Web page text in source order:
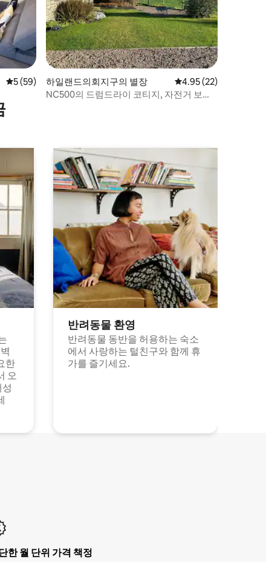
평점 5점(5점 만점), 후기 59개
5 (59)
하일랜드의회지구의 별장 평점 4.95점(5점 만점
4.95 (22)
NC500의 드럼드라이 코티지, 자전거 보관
한
오
반려동물 환영
반려동물 동반을 허용하는 숙소
에서 사랑하는 털친구와 함께 휴
가를 즐기세요.
한 월 단위 가격 책정